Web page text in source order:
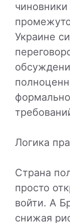
Украине
Логика
Страна
просто
войти. А
снижая